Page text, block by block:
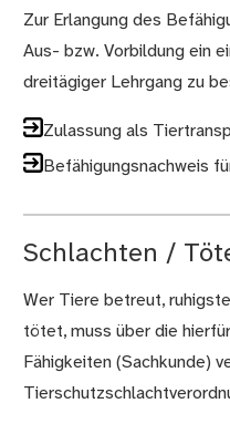
Zur Erlangung des
Aus- bzw. Vorbildung ein
dreitägiger Lehrgang zu
Zulassung als
Befähigungsnachweis
Schlachten /
Wer Tiere betreut,
tötet, muss über die
Fähigkeiten (Sachkunde)